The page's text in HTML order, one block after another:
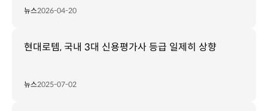
뉴스2026-04-20
현대로템, 국내 3대 신용평가사 등급 일제히 상향
뉴스2025-07-02